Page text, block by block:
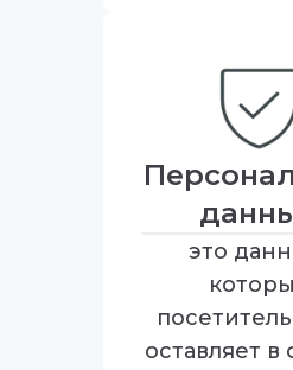
это
оставляет в